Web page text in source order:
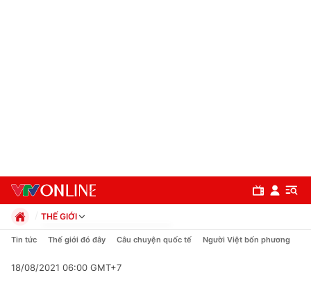
THẾ GIỚI
Chính trị
Pháp luật
Tin tức Thế giới đó đây Câu chuyện quốc tế Người Việt bốn phương
18/08/2021 06:00 GMT+7